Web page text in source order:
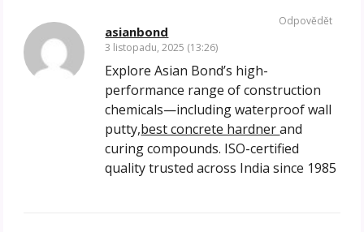
asianbond
3 listopadu, 2025 (13:26)
Explore Asian Bond’s high-
performance range of construction
chemicals—including waterproof wall
putty,best concrete hardnerand
curing compounds. ISO-certified
quality trusted across India since 1985
Odpovědět